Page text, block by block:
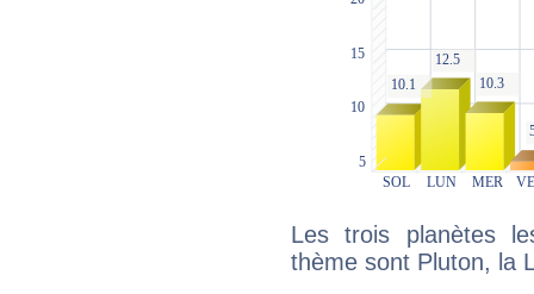
Les trois planètes
thème sont Pluton, la